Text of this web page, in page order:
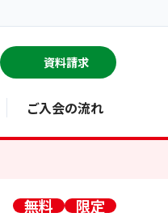
資料請求
ご入会の流れ
無料 限定